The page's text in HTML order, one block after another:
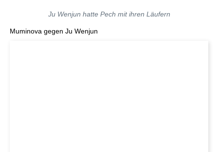
Ju Wenjun hatte Pech mit ihren Läufern
Muminova gegen Ju Wenjun